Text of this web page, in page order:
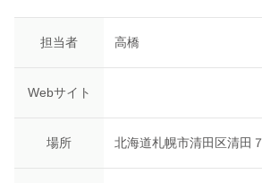
担当者 高橋
Webサイト
場所 北海道札幌市清田区清田